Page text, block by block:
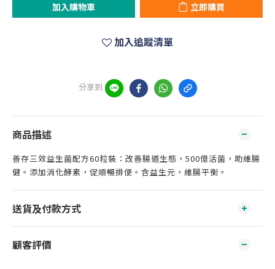
加入購物車 立即購買
加入追蹤清單
分享到
商品描述
善存三效益生菌配方60粒裝：改善腸道生態，500億活菌，助維腸
健。添加消化酵素，促順暢排便。含益生元，維腸平衡。
送貨及付款方式
顧客評價